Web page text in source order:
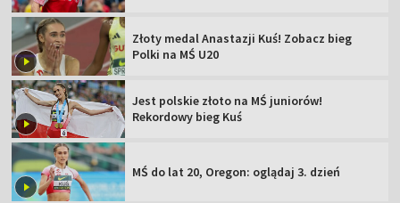
Złoty medal Anastazji Kuś! Zobacz bieg
Polki na MŚ U20
Jest polskie złoto na MŚ juniorów!
Rekordowy bieg Kuś
MŚ do lat 20, Oregon: oglądaj 3. dzień